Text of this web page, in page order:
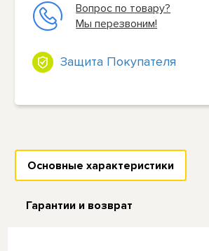
Вопрос по товару?
Мы перезвоним!
Защита Покупателя
Основные характеристики
Гарантии и возврат